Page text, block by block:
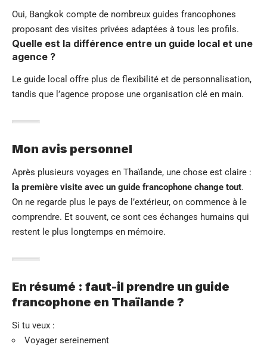
Oui, Bangkok compte de nombreux guides francophones
proposant des visites privées adaptées à tous les profils.
Quelle est la différence entre un guide local et une
agence ?
Le guide local offre plus de flexibilité et de personnalisation,
tandis que l’agence propose une organisation clé en main.
Mon avis personnel
Après plusieurs voyages en Thaïlande, une chose est claire :
la première visite avec un guide francophone change tout.
On ne regarde plus le pays de l’extérieur, on commence à le
comprendre. Et souvent, ce sont ces échanges humains qui
restent le plus longtemps en mémoire.
En résumé : faut-il prendre un guide
francophone en Thaïlande ?
Si tu veux :
Voyager sereinement